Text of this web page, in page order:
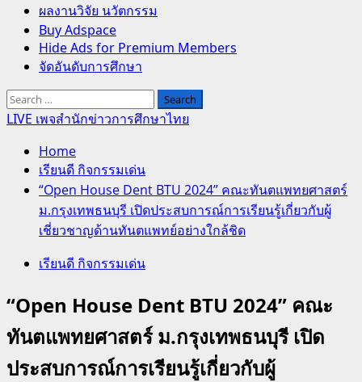
ผลงานวิจัย นวัตกรรม
Buy Adspace
Hide Ads for Premium Members
จัดอันดับการศึกษา
Search
for:
LIVE เพจสำนักข่าวการศึกษาไทย
Home
เรียนดี กิจกรรมเด่น
“Open House Dent BTU 2024” คณะทันตแพทยศาสตร์
ม.กรุงเทพธนบุรี เปิดประสบการณ์การเรียนรู้เกี่ยวกับผู้
เชี่ยวชาญด้านทันตแพทย์อย่างใกล้ชิด
เรียนดี กิจกรรมเด่น
“Open House Dent BTU 2024” คณะ
ทันตแพทยศาสตร์ ม.กรุงเทพธนบุรี เปิด
ประสบการณ์การเรียนรู้เกี่ยวกับผู้